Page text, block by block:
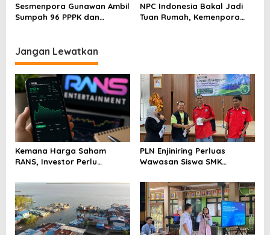
Sesmenpora Gunawan Ambil
Sumpah 96 PPPK dan
NPC Indonesia Bakal Jadi
Tuan Rumah, Kemenpora
Jangan Lewatkan
Kemana Harga Saham
RANS, Investor Perlu
Menghindari Spekulasi
Berlebihan
PLN Enjiniring Perluas
Wawasan Siswa SMK
Perubahan Iklim